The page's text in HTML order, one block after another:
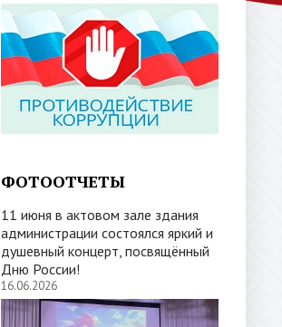
ФОТООТЧЕТЫ
11 июня в актовом зале здания
администрации состоялся яркий и
душевный концерт, посвящённый
Дню России!
16.06.2026